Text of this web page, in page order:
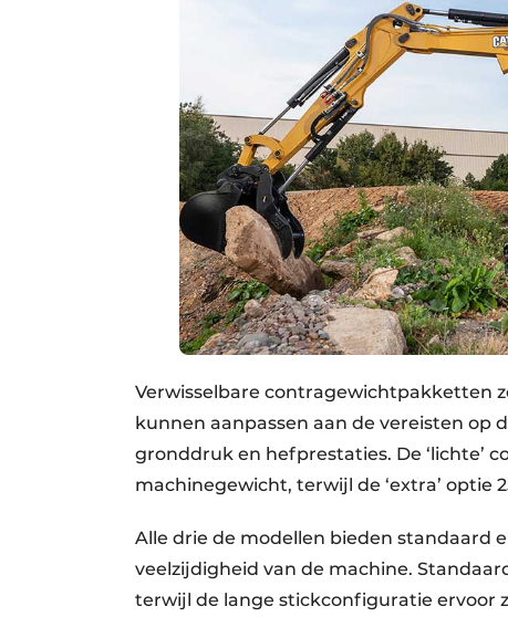
Verwisselbare contragewichtpakketten
kunnen aanpassen aan de vereisten op
gronddruk en hefprestaties. De ‘lichte’
machinegewicht, terwijl de ‘extra’ optie
Alle drie de modellen bieden standaard
veelzijdigheid van de machine.
terwijl de lange stickconfiguratie ervoor